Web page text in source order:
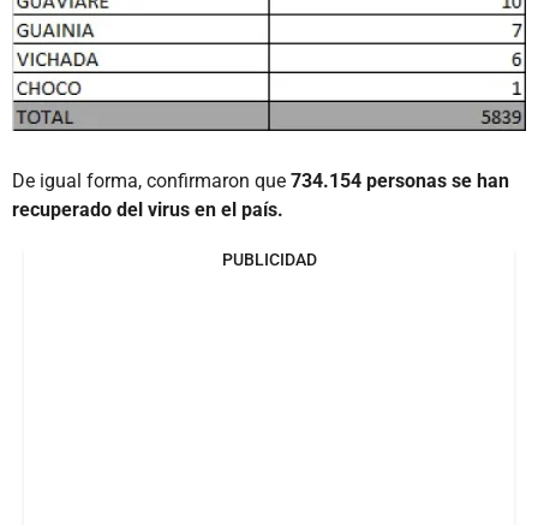
De igual forma, confirmaron que 734.154 personas se han
recuperado del virus en el país.
PUBLICIDAD